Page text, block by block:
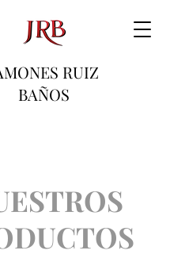
RUIZ
BAÑOS